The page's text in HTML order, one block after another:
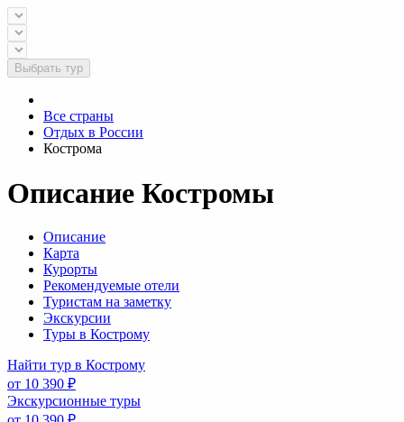
Выбрать тур
Все страны
Отдых в России
Кострома
Описание Костромы
Описание
Карта
Курорты
Рекомендуемые отели
Туристам на заметку
Экскурсии
Туры в Кострому
Найти тур в Кострому
от 10 390 ₽
Экскурсионные туры